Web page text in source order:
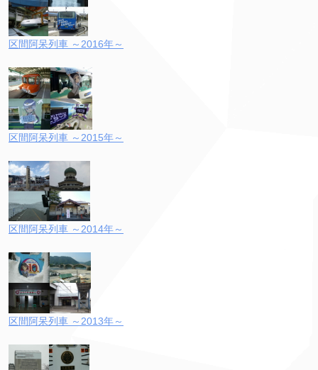
区間阿呆列車 ～2016年～
区間阿呆列車 ～2015年～
区間阿呆列車 ～2014年～
区間阿呆列車 ～2013年～